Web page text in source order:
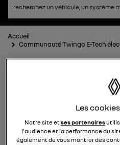
Accueil
Communauté Twingo E-Tech
Twingo E-
Les
Notre site etses partenaires
l'audience et la performance du
également de vous montrer des